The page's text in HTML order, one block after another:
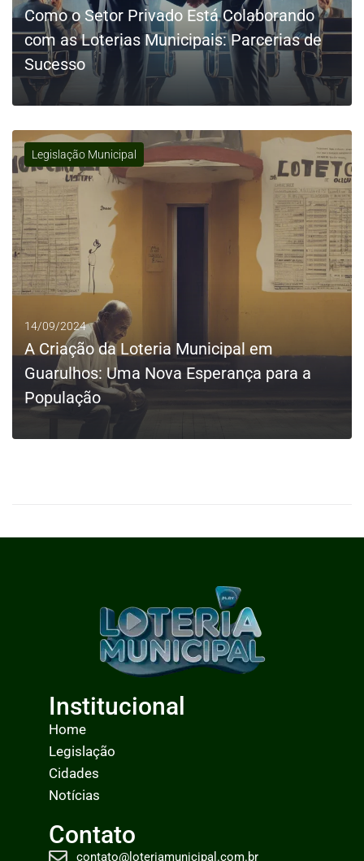
Como o Setor Privado Está Colaborando
com as Loterias Municipais: Parcerias de
Sucesso
LEIA MAIS 0
Legislação Municipal
14/09/2024
A Criação da Loteria Municipal em
Guarulhos: Uma Nova Esperança para a
População
0
Institucional
Home
Legislação
Cidades
Notícias
Contato
contato@loteriamunicipal.com.br